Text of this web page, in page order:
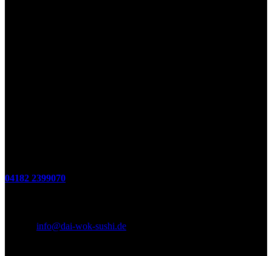
04182 2399070
info@dai-wok-sushi.de